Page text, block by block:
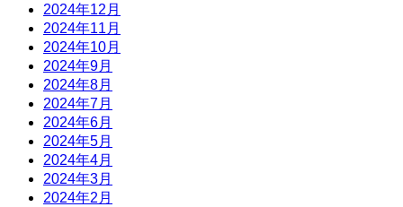
2024年12月
2024年11月
2024年10月
2024年9月
2024年8月
2024年7月
2024年6月
2024年5月
2024年4月
2024年3月
2024年2月